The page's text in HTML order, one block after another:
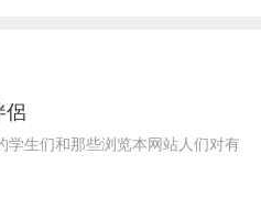
侶
学生们和那些浏览本网站人们对有